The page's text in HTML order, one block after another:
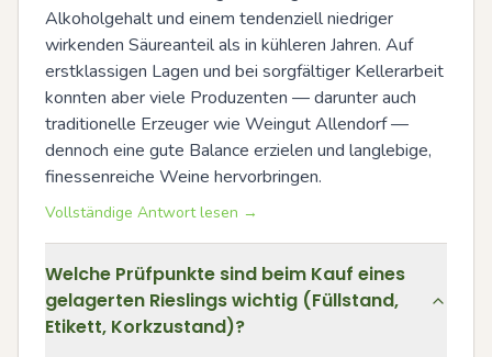
Alkoholgehalt und einem tendenziell niedriger
wirkenden Säureanteil als in kühleren Jahren. Auf
erstklassigen Lagen und bei sorgfältiger Kellerarbeit
konnten aber viele Produzenten — darunter auch
traditionelle Erzeuger wie Weingut Allendorf —
dennoch eine gute Balance erzielen und langlebige,
finessenreiche Weine hervorbringen.
Vollständige Antwort lesen →
Welche Prüfpunkte sind beim Kauf eines
gelagerten Rieslings wichtig (Füllstand,
Etikett, Korkzustand)?